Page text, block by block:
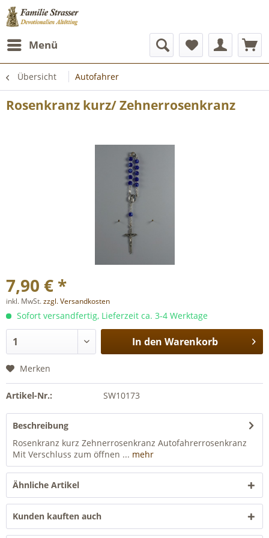
Menü
Übersicht Autofahrer
Rosenkranz kurz/ Zehnerrosenkranz
7,90 € *
inkl. MwSt.zzgl. Versandkosten
Sofort versandfertig, Lieferzeit ca. 3-4 Werktage
In den Warenkorb
Merken
Artikel-Nr.: SW10173
Beschreibung
Rosenkranz kurz Zehnerrosenkranz Autofahrerrosenkranz
Mit Verschluss zum öffnen ... mehr
Ähnliche Artikel
Kunden kauften auch